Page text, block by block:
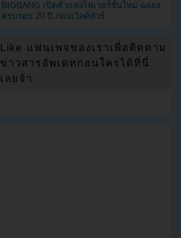
BIGBANG เปิดตัวแท่งไฟเวอร์ชั่นใหม่ ฉลอง
ครบรอบ 20 ปี ก่อนเวิลด์ทัวร์
Like แฟนเพจของเราเพื่อติดตาม
ข่าวสารอัพเดทก่อนใครได้ที่นี่
เลยจ้า